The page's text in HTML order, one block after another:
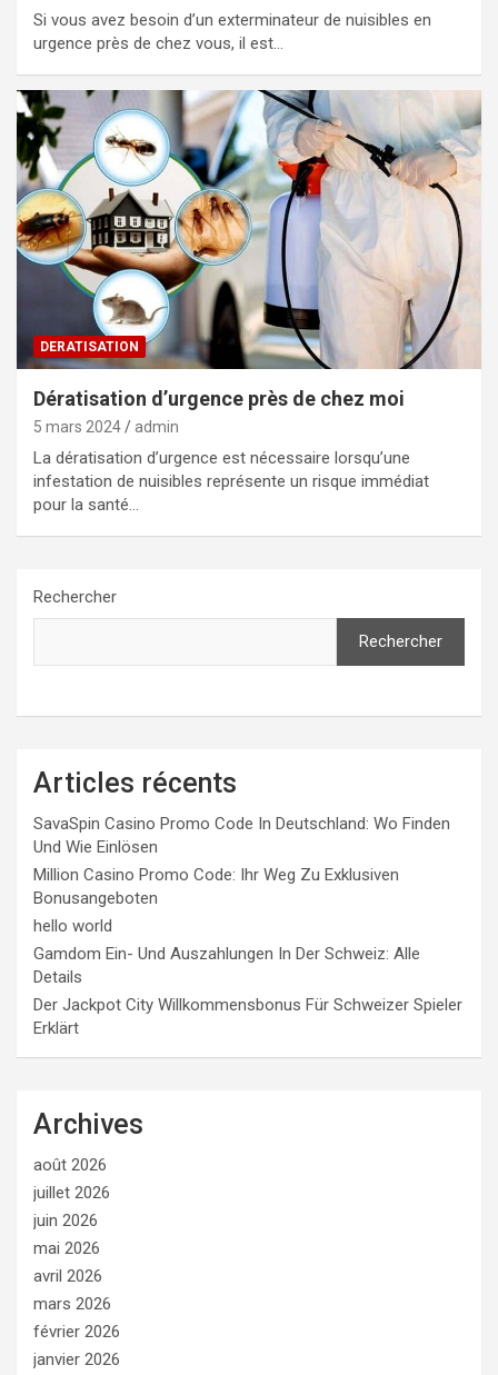
Si vous avez besoin d’un exterminateur de nuisibles en
urgence près de chez vous, il est…
DERATISATION
Dératisation d’urgence près de chez moi
5 mars 2024 admin
La dératisation d’urgence est nécessaire lorsqu’une
infestation de nuisibles représente un risque immédiat
pour la santé…
Rechercher
Rechercher
Articles récents
SavaSpin Casino Promo Code In Deutschland: Wo Finden
Und Wie Einlösen
Million Casino Promo Code: Ihr Weg Zu Exklusiven
Bonusangeboten
hello world
Gamdom Ein- Und Auszahlungen In Der Schweiz: Alle
Details
Der Jackpot City Willkommensbonus Für Schweizer Spieler
Erklärt
Archives
août 2026
juillet 2026
juin 2026
mai 2026
avril 2026
mars 2026
février 2026
janvier 2026